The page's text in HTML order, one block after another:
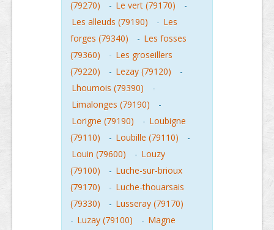
(79270)
- Le vert (79170)
-
Les alleuds (79190)
- Les
forges (79340)
- Les fosses
(79360)
- Les groseillers
(79220)
- Lezay (79120)
-
Lhoumois (79390)
-
Limalonges (79190)
-
Lorigne (79190)
- Loubigne
(79110)
- Loubille (79110)
-
Louin (79600)
- Louzy
(79100)
- Luche-sur-brioux
(79170)
- Luche-thouarsais
(79330)
- Lusseray (79170)
- Luzay (79100) - Magne